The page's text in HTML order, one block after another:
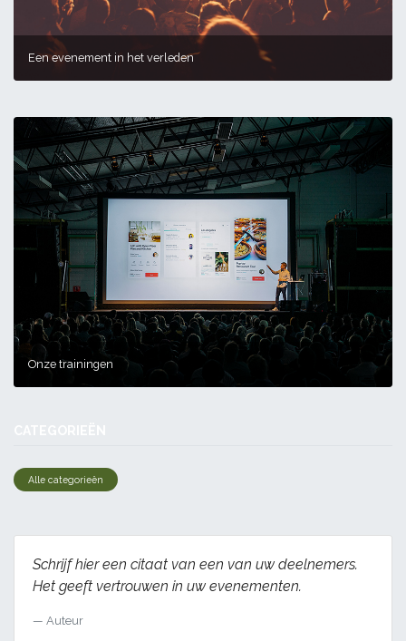
Een evenement in het verleden
Onze trainingen
Alle categorieën
Schrijf hier een citaat van een van uw deelnemers.
Het geeft vertrouwen in uw evenementen.
Auteur